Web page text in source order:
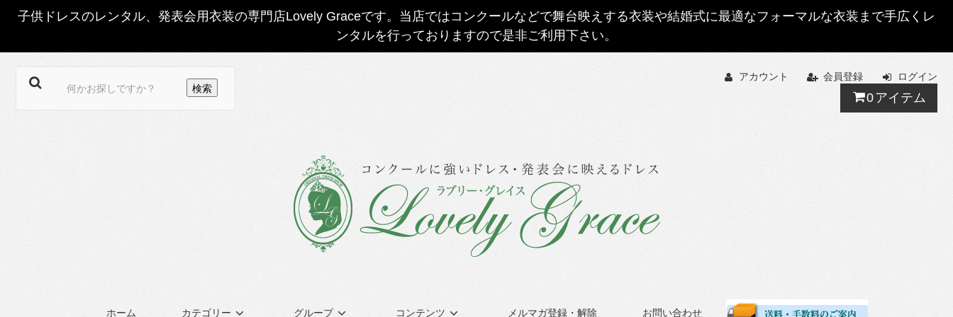
子供ドレスのレンタル、発表会用衣装の専門店Lovely Graceです。当店ではコンクールなどで舞台映えする衣装や結婚式に最適なフォーマルな衣装まで手広くレ
ンタルを行っておりますので是非ご利用下さい。
アカウント 会員登録 ログイン
0アイテム
ホーム カテゴリー グループ コンテンツ メルマガ登録・解除 お問い合わせ